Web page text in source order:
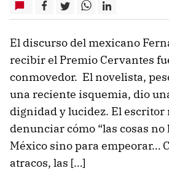
El discurso del mexicano
recibir el Premio Cervantes
conmovedor. El novelista,
una reciente isquemia, dio
dignidad y lucidez. El escritor
denunciar cómo “las cosas
México sino para empeorar…
atracos, las […]